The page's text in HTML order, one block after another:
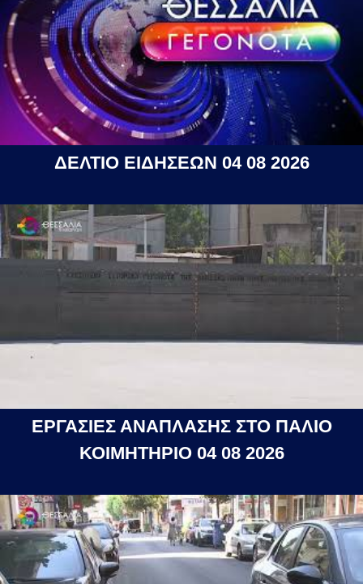
ΔΕΛΤΙΟ ΕΙΔΗΣΕΩΝ 04 08 2026
ΕΡΓΑΣΙΕΣ ΑΝΑΠΛΑΣΗΣ ΣΤΟ ΠΑΛΙΟ
ΚΟΙΜΗΤΗΡΙΟ 04 08 2026